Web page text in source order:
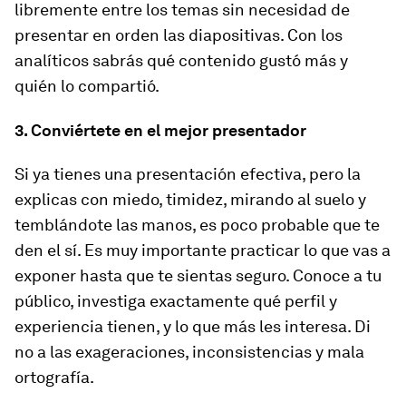
libremente entre los temas sin necesidad de
presentar en orden las diapositivas. Con los
analíticos sabrás qué contenido gustó más y
quién lo compartió.
3. Conviértete en el mejor presentador
Si ya tienes una presentación efectiva, pero la
explicas con miedo, timidez, mirando al suelo y
temblándote las manos, es poco probable que te
den el sí. Es muy importante practicar lo que vas a
exponer hasta que te sientas seguro. Conoce a tu
público, investiga exactamente qué perfil y
experiencia tienen, y lo que más les interesa. Di
no a las exageraciones, inconsistencias y mala
ortografía.